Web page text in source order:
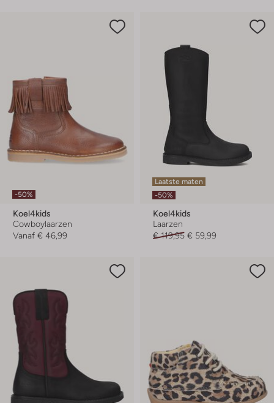
-50%
Koel4kids
Cowboylaarzen
Vanaf € 46,99
Laatste maten
-50%
Koel4kids
Laarzen
€ 119,95 € 59,99